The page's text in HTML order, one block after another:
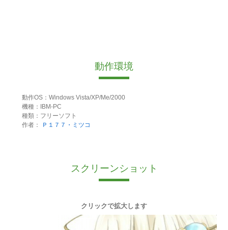
動作環境
動作OS：Windows Vista/XP/Me/2000
機種：IBM-PC
種類：フリーソフト
作者：
Ｐ１７７・ミツコ
スクリーンショット
クリックで拡大します